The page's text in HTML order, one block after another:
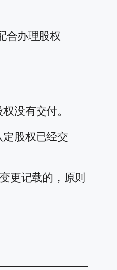
合办理股权
没有交付。
股权已经交
更记载的，原则